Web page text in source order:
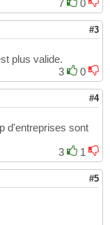
7
0
#3
plus valide.
3
0
#4
d'entreprises sont
3
1
#5